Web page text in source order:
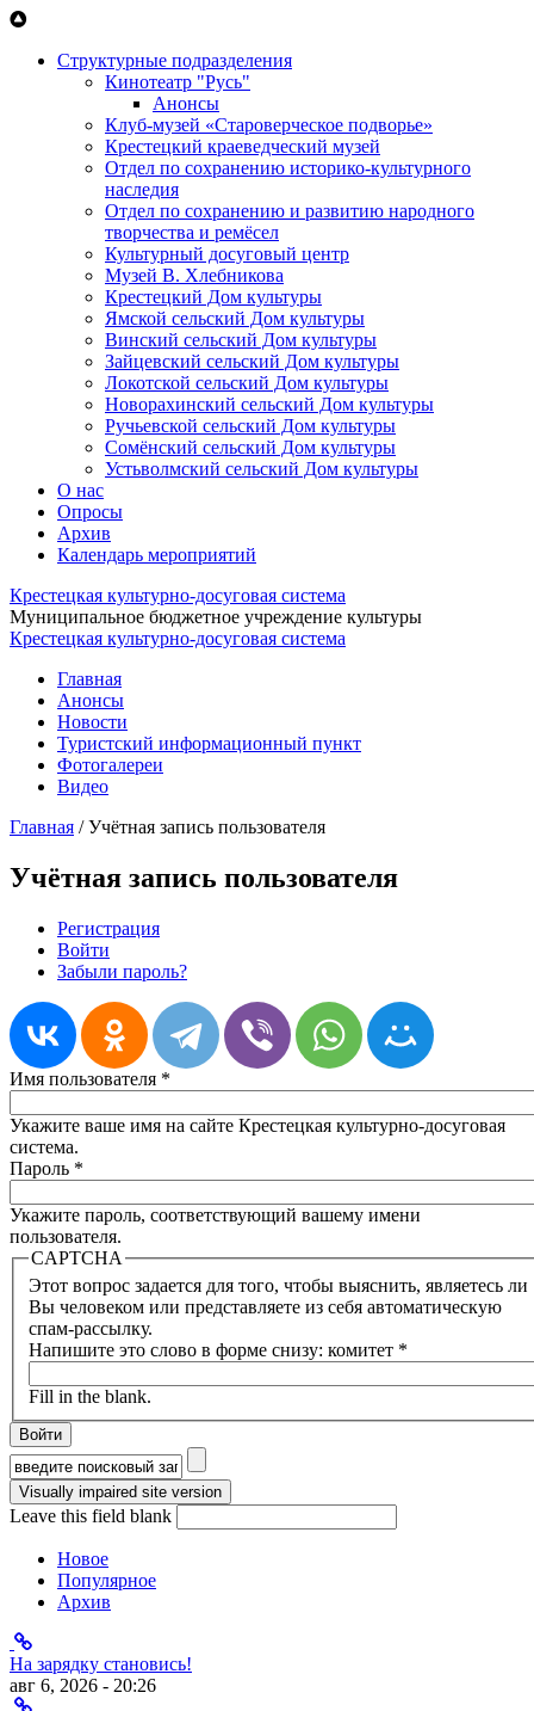
Перейти к основному содержанию
Структурные подразделения
Кинотеатр "Русь"
Анонсы
Клуб-музей «Староверческое подворье»
Крестецкий краеведческий музей
Отдел по сохранению историко-культурного
наследия
Отдел по сохранению и развитию народного
творчества и ремёсел
Культурный досуговый центр
Музей В. Хлебникова
Крестецкий Дом культуры
Ямской сельский Дом культуры
Винский сельский Дом культуры
Зайцевский сельский Дом культуры
Локотской сельский Дом культуры
Новорахинский сельский Дом культуры
Ручьевской сельский Дом культуры
Сомёнский сельский Дом культуры
Устьволмский сельский Дом культуры
О нас
Опросы
Архив
Календарь мероприятий
Крестецкая культурно-досуговая система
Муниципальное бюджетное учреждение культуры
Крестецкая культурно-досуговая система
Главная
Анонсы
Новости
Туристский информационный пункт
Фотогалереи
Видео
Главная /Учётная запись пользователя
Учётная запись пользователя
Главные вкладки
Регистрация
Войти
Забыли пароль?
Имя пользователя *
Укажите ваше имя на сайте Крестецкая культурно-досуговая
система.
Пароль *
Укажите пароль, соответствующий вашему имени
пользователя.
CAPTCHA
Этот вопрос задается для того, чтобы выяснить, являетесь ли
Вы человеком или представляете из себя автоматическую
спам-рассылку.
Напишите это слово в форме снизу: комитет *
Fill in the blank.
Форма поиска
Leave this field blank
Новое
Популярное
Архив
На зарядку становись!
авг 6, 2026 - 20:26